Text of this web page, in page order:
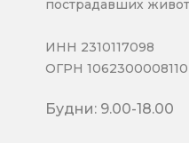
пострадавших
ИНН 2310117098
ОГРН 1062300008110
Будни: 9.00-18.00